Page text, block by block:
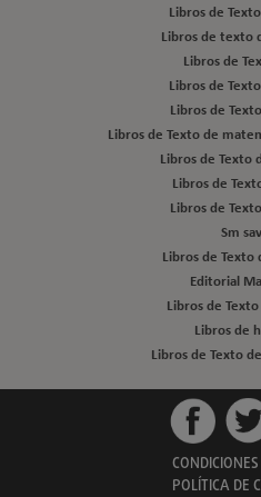
Libros de
Libros de texto
Libros de
Libros de
Libros de
Libros de Texto de
Libros de Texto
Libros de
Libros de
Sm
Libros de Texto
Editorial
Libros de
Libros de
Libros de Texto
POLÍTICA DE